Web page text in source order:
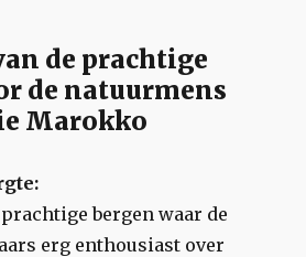
de prachtige
de natuurmens
Marokko
bergen waar de
erg enthousiast over